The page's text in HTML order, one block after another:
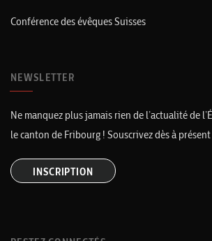
Conférence des évêques Suisses
NEWSLETTER
Ne manquez plus jamais rien de l’actualité de
le canton de Fribourg ! Souscrivez dès à
INSCRIPTION